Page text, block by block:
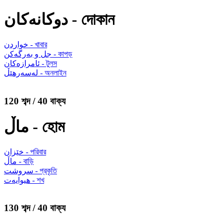
دوکانەکان - দোকান
خواردن - খাবার
جل و بەرگەکن - কাপড়
ئامرازەکان - টুলস
لەسەرهێڵ - অনলাইন
120 শব্দ / 40 বাক্য
ماڵ - হোম
خێزان - পরিবার
ماڵ - বাড়ি
سروشت - প্রকৃতি
هیوایەت - শখ
130 শব্দ / 40 বাক্য